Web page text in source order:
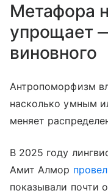
Метафора
упрощает
виновного
Антропоморфизм
насколько умным
меняет
В 2025 году
Амит Алмор
показывали почти